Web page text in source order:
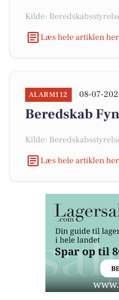
Kilde:
Læs hele artiklen her
ALARM112 08-07-
Beredskab
Kilde:
Læs hele artiklen her